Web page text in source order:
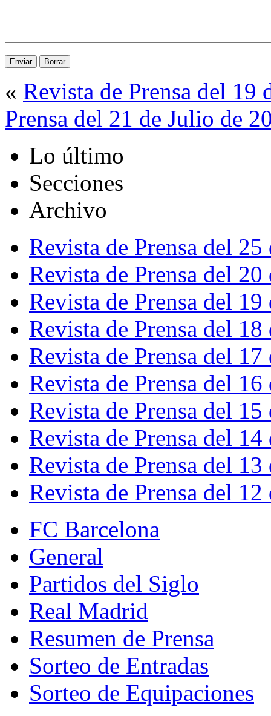
« Revista de Prensa del 19
Prensa del 21 de Julio de
Lo último
Secciones
Archivo
Revista de Prensa del
Revista de Prensa del
Revista de Prensa del
Revista de Prensa del
Revista de Prensa del
Revista de Prensa del
Revista de Prensa del
Revista de Prensa del
Revista de Prensa del
Revista de Prensa del
FC Barcelona
General
Partidos del Siglo
Real Madrid
Resumen de Prensa
Sorteo de Entradas
Sorteo de Equipaciones